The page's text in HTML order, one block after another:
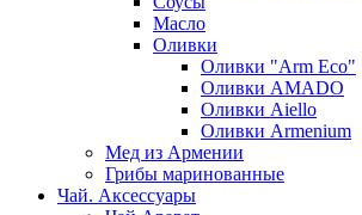
Масло
Оливки
Оливки "Arm Eco"
Оливки AMADO
Оливки Aiello
Оливки Armenium
Мед из Армении
Грибы маринованные
Чай. Аксессуары